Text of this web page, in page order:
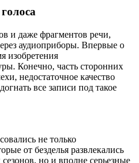
и даже фрагментов речи,
аудиоприборы. Впервые о
изобретения
Конечно, часть сторонних
недостаточное качество
все записи под такое
не только
от безделья развлекались
но и вполне серьезные